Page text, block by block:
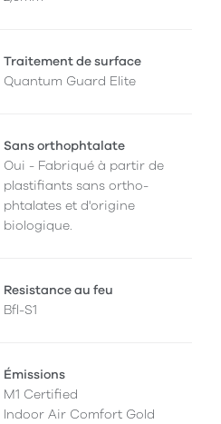
Traitement de surface
Quantum Guard Elite
Sans orthophtalate
Oui - Fabriqué à partir de
plastifiants sans ortho-
phtalates et d'origine
biologique.
Resistance au feu
Bfl-S1
Émissions
M1 Certified
Indoor Air Comfort Gold